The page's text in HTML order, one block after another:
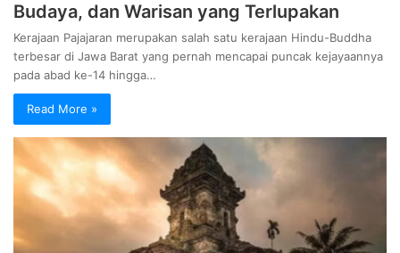
Budaya, dan Warisan yang Terlupakan
Kerajaan Pajajaran merupakan salah satu kerajaan Hindu-Buddha
terbesar di Jawa Barat yang pernah mencapai puncak kejayaannya
pada abad ke-14 hingga…
Read More »